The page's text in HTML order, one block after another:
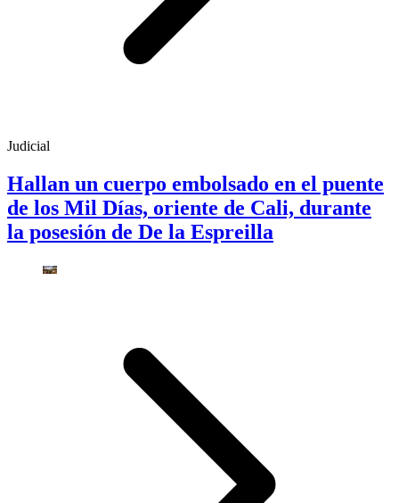
Judicial
Hallan un cuerpo embolsado en el puente
de los Mil Días, oriente de Cali, durante
la posesión de De la Espreilla